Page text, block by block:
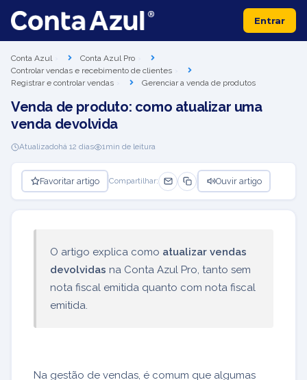
Entrar
Conta Azul
Conta Azul Pro
Controlar vendas e recebimento de clientes
Registrar e controlar vendas
Gerenciar a venda de produtos
Venda de produto: como atualizar uma
venda devolvida
Atualizadohá 12 dias 1min de leitura
Favoritar artigo Compartilhar: Ouvir artigo
O artigo explica como atualizar vendas
devolvidas na Conta Azul Pro, tanto sem
nota fiscal emitida quanto com nota fiscal
emitida.
Na gestão de vendas, é comum que algumas